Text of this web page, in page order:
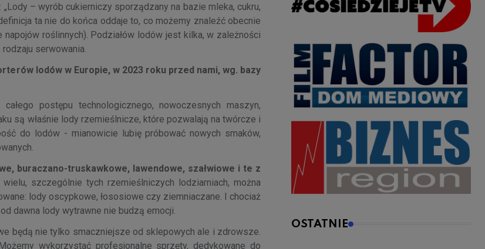
– wyrób cukierniczy sporządzany na bazie mleka, cukru,
ta nie do końca oddaje to, co możemy znaleźć obecnie
roślinnych). Podziałów lodów jest kilka, w zależności
serwowania.
lodów w Europie, w 2023 roku przed nami, wg. bazy
postępu technologicznego, nowoczesnych maszyn,
są właśnie lody rzemieślnicze, które pozwalają na twórcze i
do lodów - mianowicie lubię próbować nowych smaków,
buraczano-truskawkowe, lawendowe, szałwiowe i te z
szczególnie tych rzemieślniczych lodziarniach, można
lody oscypkowe, łososiowe czy ziemniaczane. I chociaż
dawna lody wytrawne nie budzą emocji.
będą nie tylko smaczniejsze od sklepowych ale i zdrowsze.
wykorzystać profesjonalne sprzęty, dedykowane do
OSTATNIE